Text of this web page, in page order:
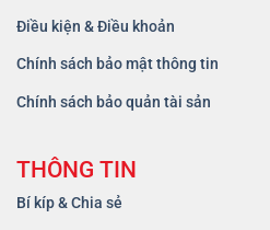
Điều kiện & Điều khoản
Chính sách bảo mật thông tin
Chính sách bảo quản tài sản
THÔNG TIN
Bí kíp & Chia sẻ